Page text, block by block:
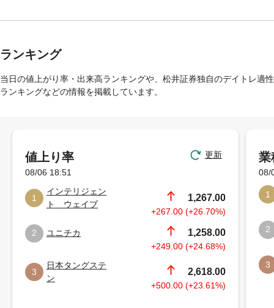
ランキング
当日の値上がり率・出来高ランキングや、松井証券独自のデイトレ適性
ランキングなどの情報を掲載しています。